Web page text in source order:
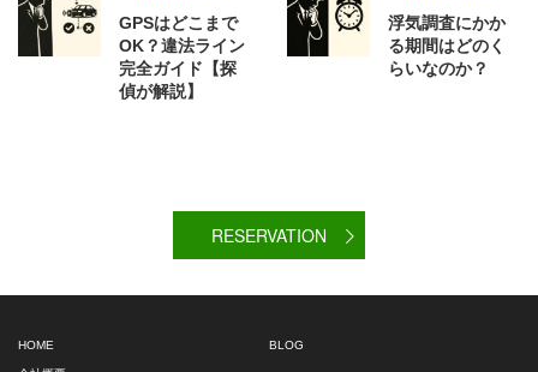
GPSはどこまで
OK？違法ライン
完全ガイド【探
偵が解説】
浮気調査にかか
る期間はどのく
らいなのか？
RESERVATION
HOME BLOG